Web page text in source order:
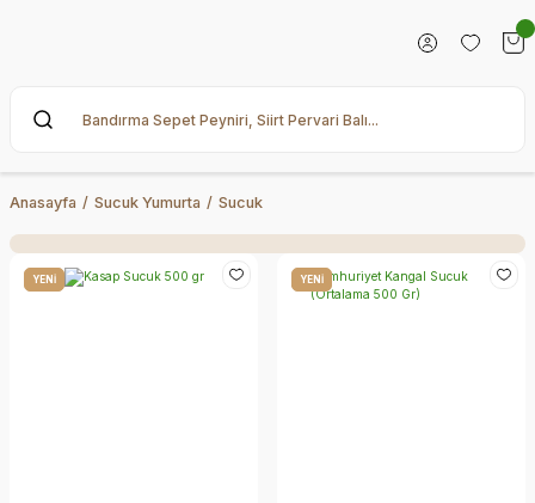
Anasayfa Sucuk Yumurta Sucuk
YENİ YENİ